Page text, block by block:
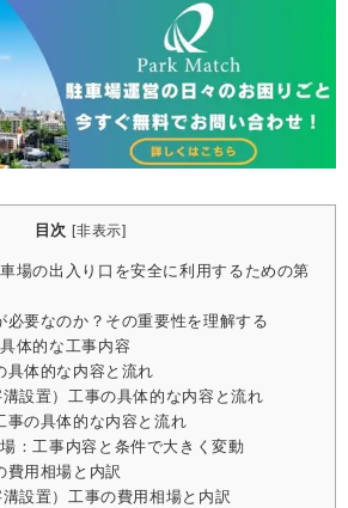
目次 [非表示]
場の出入り口を安全に利用するための第
必要なのか？その重要性を理解する
体的な工事内容
具体的な内容と流れ
設置）工事の具体的な内容と流れ
事の具体的な内容と流れ
：工事内容と条件で大きく変動
費用相場と内訳
設置）工事の費用相場と内訳